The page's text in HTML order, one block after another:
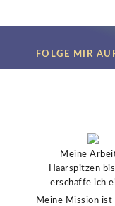
FOLGE MIR
Meine
Haarspitzen
erschaffe ich
Meine Mission ist